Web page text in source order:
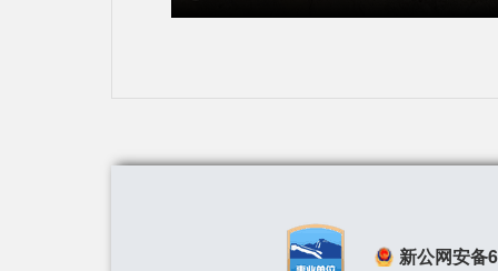
新公网安备